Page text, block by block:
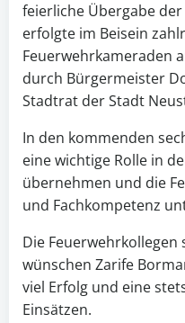
feierliche Übergabe
erfolgte im Beisein
Feuerwehrkameraden
durch Bürgermeister
Stadtrat der Stadt
In den kommenden
eine wichtige Rolle in
übernehmen und die
und Fachkompetenz
Die
wünschen Zarife
viel Erfolg und eine
Einsätzen.